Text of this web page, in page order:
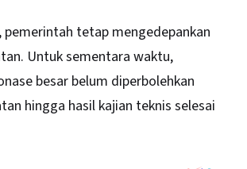
pemerintah tetap mengedepankan
Untuk sementara waktu,
besar belum diperbolehkan
hingga hasil kajian teknis selesai